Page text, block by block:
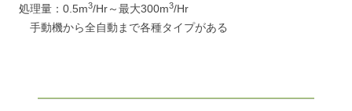
処理量：0.5m3/Hr～最大300m3/Hr
手動機から全自動まで各種タイプがある